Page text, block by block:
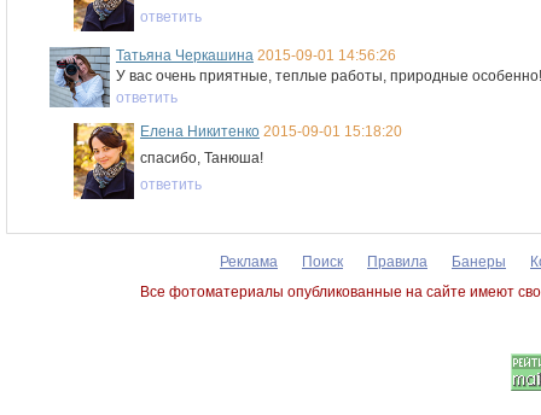
ответить
Татьяна Черкашина 2015-09-01 14:56:26
У вас очень приятные, теплые работы, природные
ответить
Елена Никитенко 2015-09-01 15:18:20
спасибо, Танюша!
ответить
Реклама Поиск Правила Банеры
Все фотоматериалы опубликованные на сайте имеют